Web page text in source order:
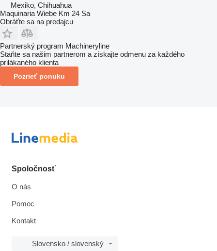
Mexiko, Chihuahua
Maquinaria Wiebe Km 24 Sa
Obráťte sa na predajcu
Partnerský program Machineryline
Staňte sa našim partnerom a získajte odmenu za každého
prilákaného klienta
Pozrieť ponuku
Spoločnosť
O nás
Pomoc
Kontakt
Slovensko / slovenský